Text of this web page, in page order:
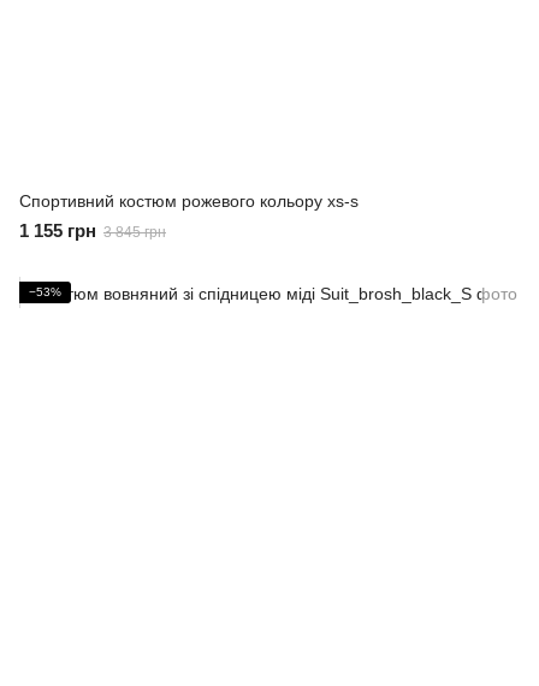
Спортивний костюм рожевого кольору xs-s
1 155 грн 3 845 грн
−53%